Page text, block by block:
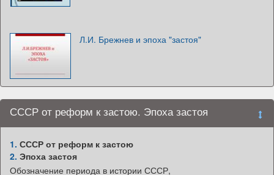
Л.И. Брежнев и эпоха "застоя"
СССР от реформ к застою. Эпоха застоя
1. СССР от реформ к застою
2. Эпоха застоя
Обозначение периода в истории СССР,